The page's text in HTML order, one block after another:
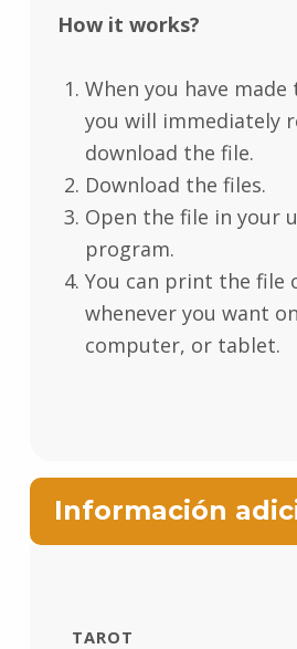
How it works?
When you have
you will immediately
download the file.
Download the files.
Open the file in your
program.
You can print the file
whenever you want
computer, or tablet.
Información
TAROT